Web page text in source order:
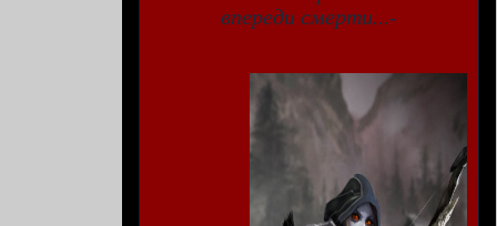
впереди смерти...-